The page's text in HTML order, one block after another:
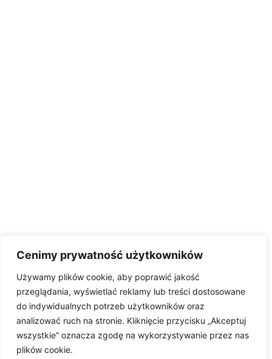
Cenimy prywatność użytkowników
Używamy plików cookie, aby poprawić jakość
przeglądania, wyświetlać reklamy lub treści dostosowane
do indywidualnych potrzeb użytkowników oraz
analizować ruch na stronie. Kliknięcie przycisku „Akceptuj
wszystkie” oznacza zgodę na wykorzystywanie przez nas
plików cookie.